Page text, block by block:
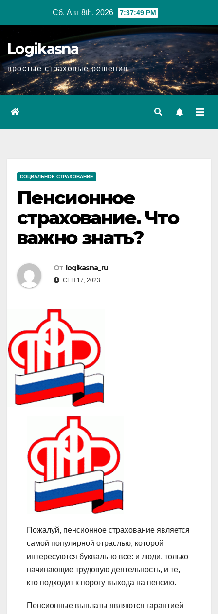
Сб. Авг 8th, 2026 7:37:50 PM
Logikasna
простые страховые решения
СОЦИАЛЬНОЕ СТРАХОВАНИЕ
Пенсионное
страхование. Что
важно знать?
От logikasna_ru
СЕН 17, 2023
Пожалуй, пенсионное страхование является
самой популярной отраслью, которой
интересуются буквально все: и люди, только
начинающие трудовую деятельность, и те,
кто подходит к порогу выхода на пенсию.
Пенсионные выплаты являются гарантией